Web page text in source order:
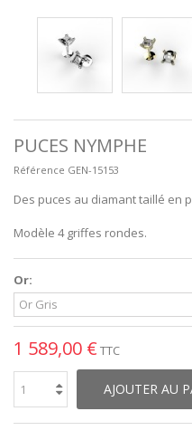
PUCES NYMPHE
Référence GEN-15153
Des puces au diamant taillé en
Modèle 4 griffes rondes.
Or:
1 589,00 € TTC
AJOUTER AU